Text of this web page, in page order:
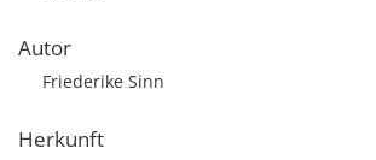
Autor
Friederike Sinn
Herkunft